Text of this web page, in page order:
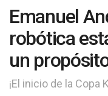
Emanuel
robótica
un
¡El inicio de la Copa